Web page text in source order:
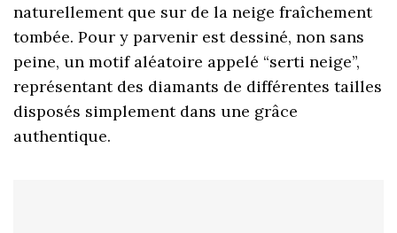
naturellement que sur de la neige fraîchement
tombée. Pour y parvenir est dessiné, non sans
peine, un motif aléatoire appelé “serti neige”,
représentant des diamants de différentes tailles
disposés simplement dans une grâce
authentique.